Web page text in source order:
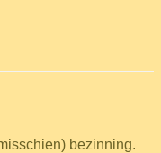
bezinning.